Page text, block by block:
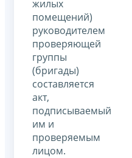
жилых
помещений)
руководителем
проверяющей
группы
(бригады)
составляется
акт,
подписываемый
им и
проверяемым
лицом.